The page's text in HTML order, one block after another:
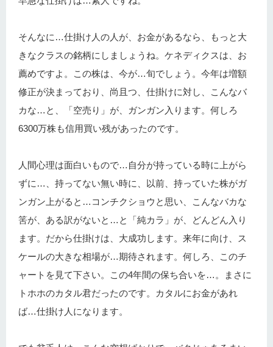
そんなに…仕掛け人の人が、お金があるなら、もっと大
きなクラスの銘柄にしましょうね。ケネディクスは、お
薦めですよ。この株は、今が…旬でしょう。今年は増額
修正が決まっており、尚且つ、仕掛けに対し、こんなバ
カな…と、「空売り」が、ガンガン入ります。何しろ
6300万株も信用買い残があったのです。
人間心理は面白いもので…自分が持っている時に上がら
ずに…、持ってない無い時に、以前、持っていた株がガ
ンガン上がると…コンチクショウと思い、こんなバカな
筈が、ある訳がないと…と「純カラ」が、どんどん入り
ます。だから仕掛けは、大成功します。来年に向け、ス
ケールの大きな相場が…期待されます。何しろ、このチ
ャートを見て下さい。この4年間の保ち合いを…。まさに
トホホのカタル君だったのです。カタルにお金があれ
ば…仕掛け人になります。